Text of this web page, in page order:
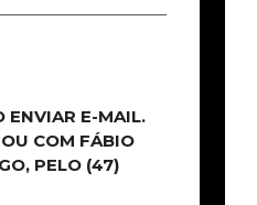
ENVIAR E-MAIL.
COM FÁBIO
PELO (47)